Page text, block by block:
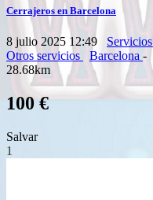
Cerrajeros en Barcelona
8 julio 2025 12:49 Servicios
Otros servicios
Barcelona -
28.68km
100 €
Salvar
1